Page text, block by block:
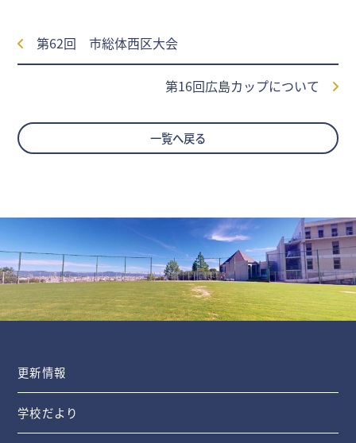
第62回 市総体西区大会
第16回広島カップについて
一覧へ戻る
更新情報
学校だより